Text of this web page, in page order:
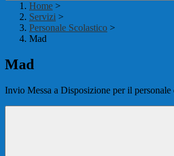
Home >
Servizi >
Personale Scolastico >
Mad
Mad
Invio Messa a Disposizione per il personale